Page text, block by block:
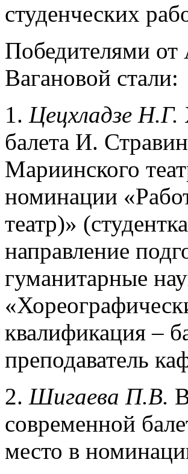
студенческих
Победителями
Вагановой стали:
1. Цецхладзе Н.Г.
балета И.
Мариинского
номинации
театр)»
направление
гуманитарные
квалификация –
преподаватель
2. Шигаева П.В.
современной
место в